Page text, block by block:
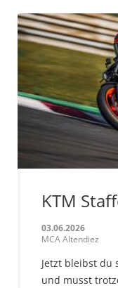
KTM
03.06.2026
MCA Altendiez
Jetzt bleibst du
und musst